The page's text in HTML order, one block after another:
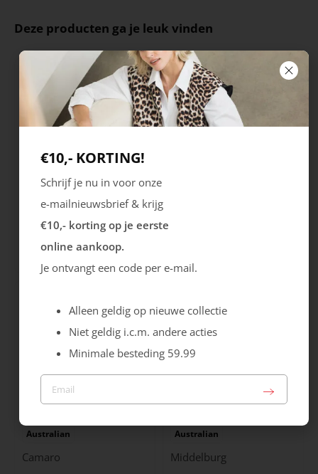
Deze producten ga je leuk vinden
Ecco
City Stride
Australian
Camaro
Australian
Middelburg
€10,- KORTING!
Schrijf je nu in voor onze
e-mailnieuwsbrief & krijg
€10,- korting op je eerste
online aankoop.
Je ontvangt een code per e-mail.
Alleen geldig op nieuwe collectie
Niet geldig i.c.m. andere acties
Minimale besteding 59.99